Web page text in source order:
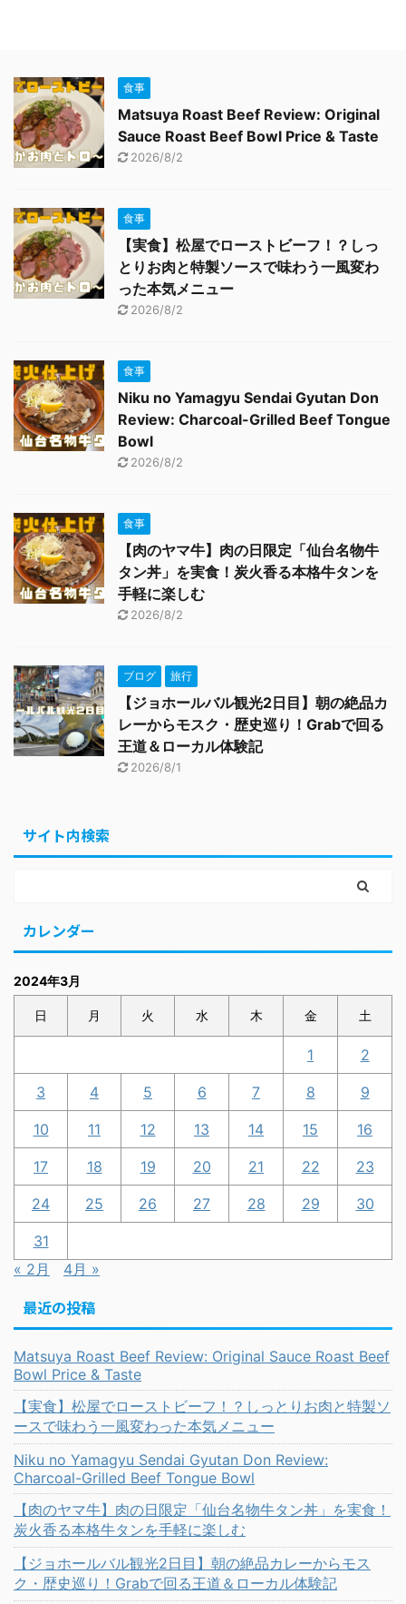
食事
Matsuya Roast Beef Review: Original
Sauce Roast Beef Bowl Price & Taste
2026/8/2
食事
【実食】松屋でローストビーフ！？しっ
とりお肉と特製ソースで味わう一風変わ
った本気メニュー
2026/8/2
食事
Niku no Yamagyu Sendai Gyutan Don
Review: Charcoal-Grilled Beef Tongue
Bowl
2026/8/2
食事
【肉のヤマ牛】肉の日限定「仙台名物牛
タン丼」を実食！炭火香る本格牛タンを
手軽に楽しむ
2026/8/2
ブログ 旅行
【ジョホールバル観光2日目】朝の絶品カ
レーからモスク・歴史巡り！Grabで回る
王道＆ローカル体験記
2026/8/1
サイト内検索
カレンダー
2024年3月
日 月 火 水 木 金 土
1 2
3 4 5 6 7 8 9
10 11 12 13 14 15 16
17 18 19 20 21 22 23
24 25 26 27 28 29 30
31
« 2月
4月 »
最近の投稿
Matsuya Roast Beef Review: Original Sauce Roast Beef
Bowl Price & Taste
【実食】松屋でローストビーフ！？しっとりお肉と特製ソ
ースで味わう一風変わった本気メニュー
Niku no Yamagyu Sendai Gyutan Don Review:
Charcoal-Grilled Beef Tongue Bowl
【肉のヤマ牛】肉の日限定「仙台名物牛タン丼」を実食！
炭火香る本格牛タンを手軽に楽しむ
【ジョホールバル観光2日目】朝の絶品カレーからモス
ク・歴史巡り！Grabで回る王道＆ローカル体験記